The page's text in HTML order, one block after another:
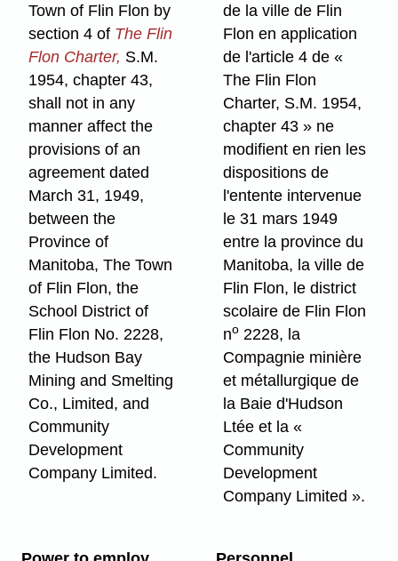
Town of Flin Flon by
section 4 of The Flin
Flon Charter, S.M.
1954, chapter 43,
shall not in any
manner affect the
provisions of an
agreement dated
March 31, 1949,
between the
Province of
Manitoba, The Town
of Flin Flon, the
School District of
Flin Flon No. 2228,
the Hudson Bay
Mining and Smelting
Co., Limited, and
Community
Development
Company Limited.
de la ville de Flin
Flon en application
de l'article 4 de «
The Flin Flon
Charter, S.M. 1954,
chapter 43 » ne
modifient en rien les
dispositions de
l'entente intervenue
le 31 mars 1949
entre la province du
Manitoba, la ville de
Flin Flon, le district
scolaire de Flin Flon
no 2228, la
Compagnie minière
et métallurgique de
la Baie d'Hudson
Ltée et la «
Community
Development
Company Limited ».